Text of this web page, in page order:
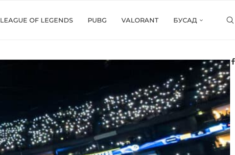
LEAGUE OF LEGENDS PUBG VALORANT БУСАД